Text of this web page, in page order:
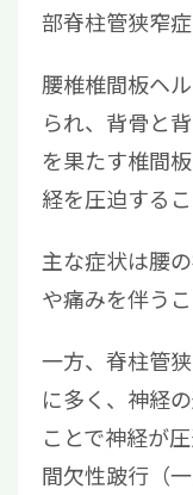
部脊柱管狭窄
腰椎椎間板ヘ
られ、背骨と
を果たす椎間
経を圧迫する
主な症状は腰
や痛みを伴う
一方、脊柱管
に多く、神経
ことで神経が
間欠性跛行（